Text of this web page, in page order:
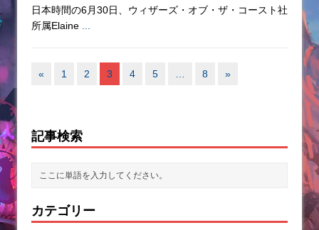
日本時間の6月30日、ウィザーズ・オブ・ザ・コースト社
所属Elaine
« 1 2 3 4 5 8 »
記事検索
カテゴリー